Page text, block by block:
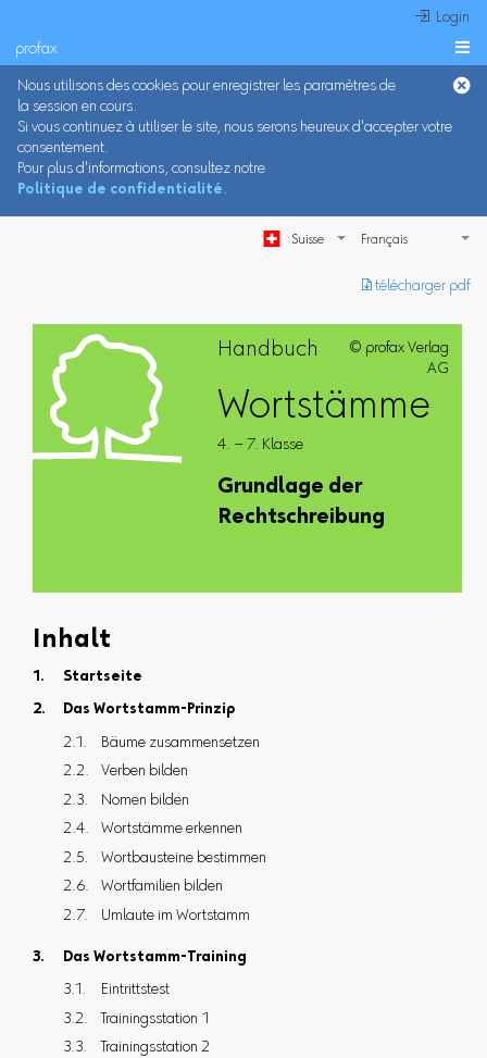
 Login
profax 
Nous utilisons des cookies pour enregistrer les paramètres de
la session en cours.
Si vous continuez à utiliser le site, nous serons heureux d'accepter votre
consentement.
Pour plus d'informations, consultez notre
Politique de confidentialité.
Suisse
︎ télécharger pdf
Handbuch
© profax Verlag
AG
Wortstämme
4. – 7. Klasse
Grundlage der
Rechtschreibung
Inhalt
Startseite
Das Wortstamm-Prinzip
Bäume zusammensetzen
Verben bilden
Nomen bilden
Wortstämme erkennen
Wortbausteine bestimmen
Wortfamilien bilden
Umlaute im Wortstamm
Das Wortstamm-Training
Eintrittstest
Trainingsstation 1
Trainingsstation 2